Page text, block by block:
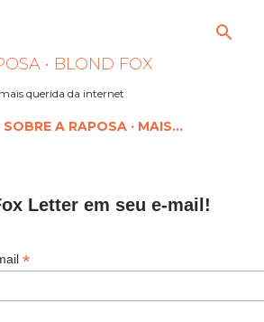
Pular para o conteúdo
• BLOND FOX
querida da internet
SOBRE A RAPOSA MAIS…
Letter em seu e-mail!
*